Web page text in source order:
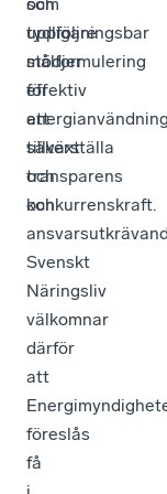
uppföljningsbar
målformulering
för
att
säkerställa
transparens
och
Svenskt
Näringsliv
välkomnar
därför
att
föreslås
få
tydligare
stödjer
effektiv
tillväxt
och
konkurrenskraft.